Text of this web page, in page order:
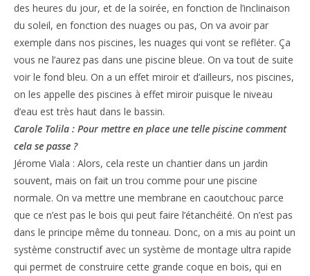
des heures du jour, et de la soirée, en fonction de l’inclinaison
du soleil, en fonction des nuages ou pas, On va avoir par
exemple dans nos piscines, les nuages qui vont se refléter. Ça
vous ne l’aurez pas dans une piscine bleue. On va tout de suite
voir le fond bleu. On a un effet miroir et d’ailleurs, nos piscines,
on les appelle des piscines à effet miroir puisque le niveau
d’eau est très haut dans le bassin.
Carole Tolila : Pour mettre en place une telle piscine comment
cela se passe ?
Jérome Viala : Alors, cela reste un chantier dans un jardin
souvent, mais on fait un trou comme pour une piscine
normale. On va mettre une membrane en caoutchouc parce
que ce n’est pas le bois qui peut faire l’étanchéité. On n’est pas
dans le principe même du tonneau. Donc, on a mis au point un
système constructif avec un système de montage ultra rapide
qui permet de construire cette grande coque en bois, qui en